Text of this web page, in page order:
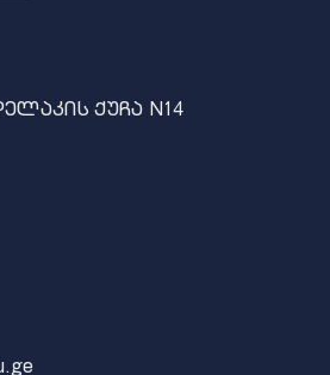
ქუჩა N14